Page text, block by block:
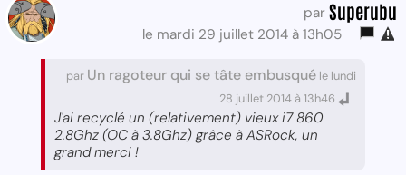
par Superubu
le mardi 29 juillet 2014 à 13h05
par Un ragoteur qui se tâte embusqué le lundi
28 juillet 2014 à 13h46
J'ai recyclé un (relativement) vieux i7 860
2.8Ghz (OC à 3.8Ghz) grâce à ASRock, un
grand merci !